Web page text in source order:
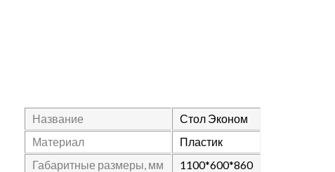
Название
Стол Эконом
Материал
Пластик
Габаритные размеры, мм
1100*600*860